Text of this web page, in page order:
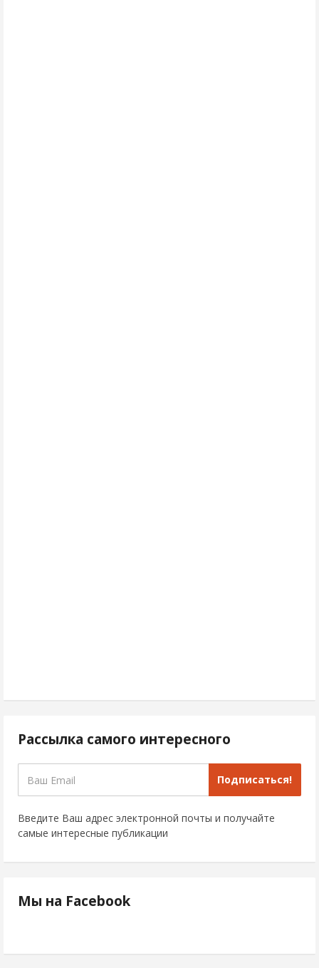
Рассылка самого интересного
Подписаться!
Введите Ваш адрес электронной почты и получайте
самые интересные публикации
Мы на Facebook